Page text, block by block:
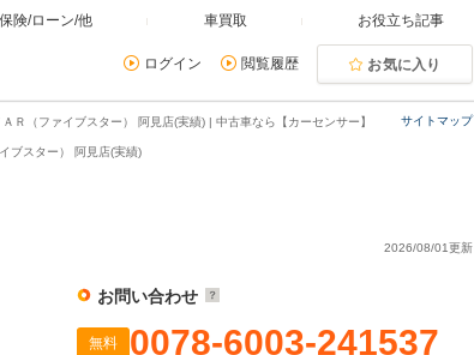
保険/ローン/他 車買取 お役立ち記事
ログイン 閲覧履歴 お気に入り
サイトマップ
ＡＲ（ファイブスター） 阿見店(実績) | 中古車なら【カーセンサー】
ブスター） 阿見店(実績)
2026/08/01更新
お問い合わせ
無料 0078-6003-241537